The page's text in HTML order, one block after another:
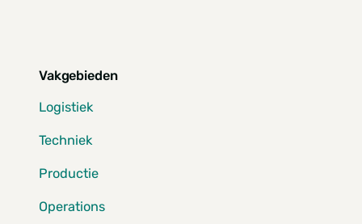
Vakgebieden
Logistiek
Techniek
Productie
Operations